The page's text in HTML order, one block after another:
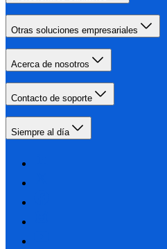
Otras soluciones empresariales
Acerca de nosotros
Contacto de soporte
Siempre al día